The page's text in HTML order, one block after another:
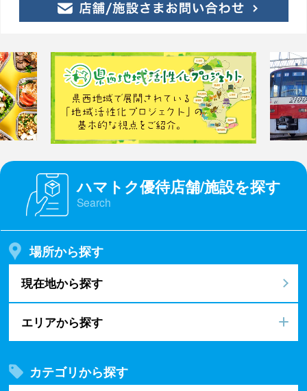
ハマトク優待店舗/施設を探す
Search
場所から探す
現在地から探す
エリアから探す
カテゴリから探す